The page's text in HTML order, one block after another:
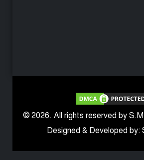
© 2026. All rights reserved by
Designed & Developed by: